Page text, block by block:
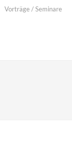
Vorträge / Seminare